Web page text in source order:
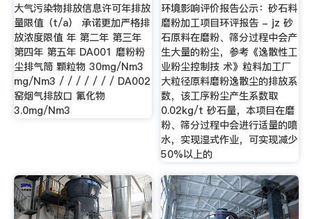
大气污染物排放信息许可年排放
量限值（t/a） 承诺更加严格排
放浓度限值 年 第二年 第三年
第四年 第五年 DA001 磨粉粉
尘排气筒 颗粒物 30mg/Nm3
mg/Nm3 / / / / / / / DA002
窑烟气排放口 氟化物
3.0mg/Nm3
环境影响评价报告公示：砂石料
磨粉加工项目环评报告 - jz 砂
石原料在磨粉、筛分过程中会产
生大量的粉尘，参考《逸散性工
业粉尘控制技 术》粒料加工厂
大粒径原料磨粉逸散尘的排放系
数，该工序粉尘产生系数取
0.02kg/t 砂石量，本项目在磨
粉、筛分过程中会进行适量的喷
水，实现湿式作业，可实现减少
50%以上的